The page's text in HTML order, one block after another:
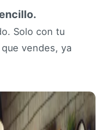
Solo con tu
vendes, ya